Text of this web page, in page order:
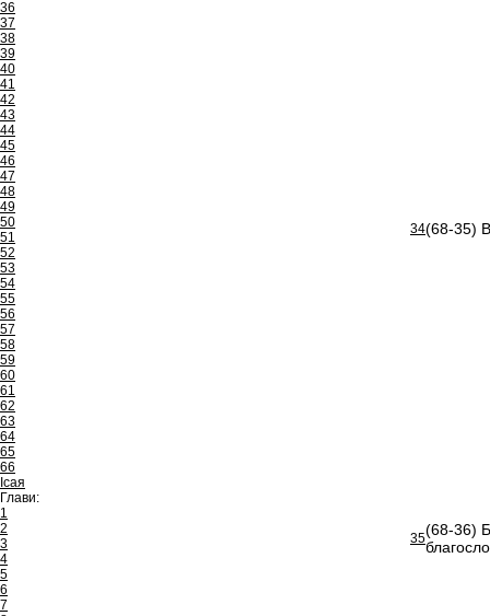
36
37
38
39
40
41
42
43
44
45
46
47
48
49
50
51
52
53
54
55
56
57
58
59
60
61
62
63
64
65
66
Ісая
Глави:
1
2
3
4
5
6
7
34(68-35)
35(68-36)